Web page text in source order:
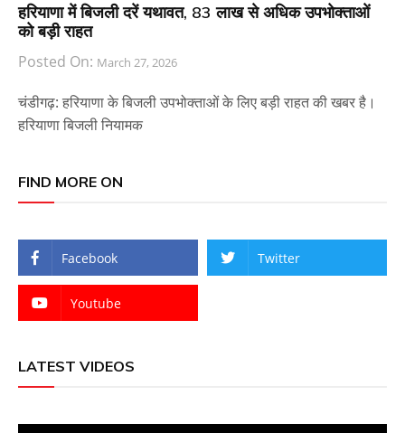
हरियाणा में बिजली दरें यथावत, 83 लाख से अधिक उपभोक्ताओं
को बड़ी राहत
Posted On: March 27, 2026
चंडीगढ़: हरियाणा के बिजली उपभोक्ताओं के लिए बड़ी राहत की खबर है।
हरियाणा बिजली नियामक
FIND MORE ON
Facebook Twitter
Youtube
LATEST VIDEOS